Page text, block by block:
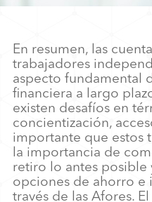
En resumen, las
trabajadores
aspecto fundamental
financiera a largo
existen desafíos en
concientización,
importante que estos
la importancia de
retiro lo antes posible
opciones de ahorro e
través de las Afores.